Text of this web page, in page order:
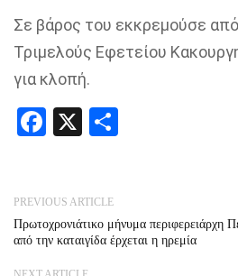
Σε βάρος του εκκρεμούσε
Τριμελούς Εφετείου
για κλοπή.
Facebook
X
PREVIOUS ARTICLE
Πρωτοχρονιάτικο μήνυμα
από την καταιγίδα έρχεται η ηρεμία